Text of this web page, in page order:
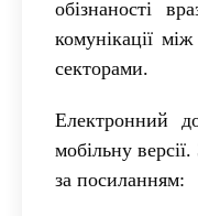
обізнаності
комунікації
секторами.
Електронний
мобільну
за посиланням: